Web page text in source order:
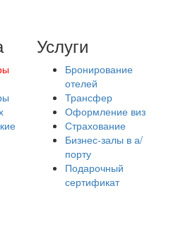
Услуги
Бронирование
отелей
Трансфер
Оформление виз
Страхование
Бизнес-залы в а/
порту
Подарочный
сертификат